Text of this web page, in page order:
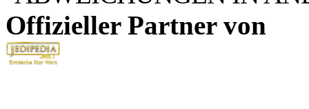
Offizieller Partner von